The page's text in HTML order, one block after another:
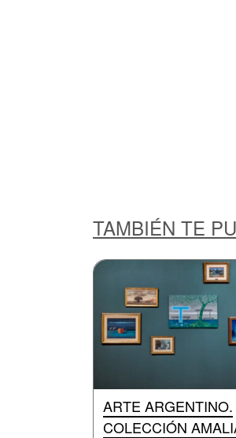
TAMBIÉN TE
ARTE ARGENTINO.
COLECCIÓN